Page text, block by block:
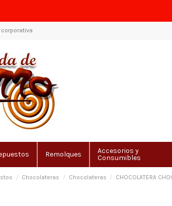
corporativa
Remolques
Accesorios y
Consumibles
Chocolateras Chocolateras CHOCOLATERA